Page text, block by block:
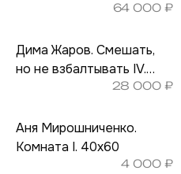
64 000 ₽
Дима Жаров. Смешать,
но не взбалтывать IV.
28 000 ₽
Аня Мирошниченко.
Комната I. 40х60
4 000 ₽